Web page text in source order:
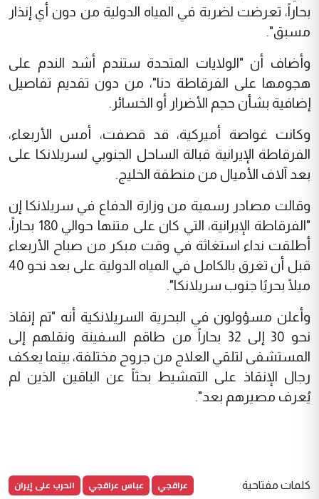
بحاراً، تعرضت لضربة في المياه الدولية من دون أي إنذار
مسبق".
وأضاف أن "الولايات المتحدة ستندم أشد الندم على
هجومها على الفرقاطة دنا"، من دون تقديم تفاصيل
إضافية بشأن حجم الأضرار أو الخسائر.
وكانت غواصة أميركية، قد قصفت، أمس الأربعاء،
الفرقاطة الإيرانية قبالة الساحل الجنوبي لسريلانكا على
بعد آلاف الأميال من منطقة الخليج.
وقالت مصادر رسمية من وزارة الدفاع في سريلانكا إن
"الفرقاطة الإيرانية، التي كان على متنها حوالي 180 بحاراً،
أطلقت نداء استغاثة في وقت مبكر من صباح الأربعاء
قبل أن تغرق بالكامل في المياه الدولية على بعد نحو 40
ميلًا بحريًا جنوب سريلانكا".
وأعلن مسؤولون في البحرية السريلانكية أنه "تم إنقاذ
نحو 30 إلى 32 بحاراً من طاقم السفينة ونقلهم إلى
المستشفى لتلقي العلاج من جروح مختلفة، بينما يعكف
رجال الإنقاذ على التمشيط بحثاً عن الباقين الذين لم
يُعرف مصيرهم بعد".
كلمات مفتاحية عراقجي عباس عراقجي الحرب على إيران